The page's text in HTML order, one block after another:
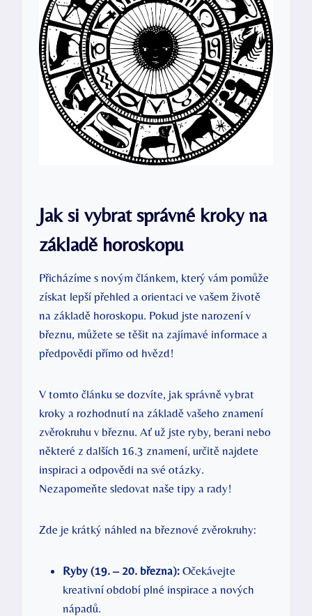
Jak si vybrat správné kroky na
základě horoskopu
Přicházíme s novým článkem, který vám pomůže
získat lepší přehled a orientaci ve vašem životě
na základě horoskopu. Pokud jste narození v
březnu, můžete se těšit na zajímavé informace a
předpovědi přímo od hvězd!
V tomto článku se dozvíte, jak správně vybrat
kroky a rozhodnutí na základě vašeho znamení
zvěrokruhu v březnu. Ať už jste ryby, berani nebo
některé z dalších 16.3 znamení, určitě najdete
inspiraci a odpovědi na své otázky.
Nezapomeňte sledovat naše tipy a rady!
Zde je krátký náhled na březnové zvěrokruhy:
Ryby (19. – 20. března): Očekávejte
kreativní období plné inspirace a nových
nápadů.